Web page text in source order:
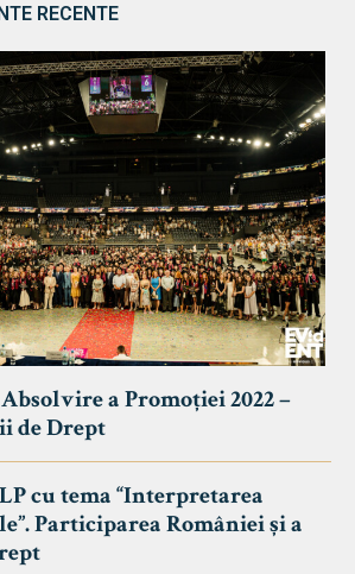
RECENTE
a Promoției 2022 –
de Drept
cu tema “Interpretarea
Participarea României și a